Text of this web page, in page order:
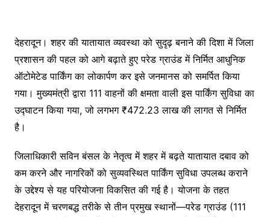
देहरादून। शहर की यातायात व्यवस्था को सुदृढ़ बनाने की दिशा में जिला
प्रशासन की पहल को आगे बढ़ाते हुए परेड ग्राउंड में निर्मित आधुनिक
ऑटोमेटेड पार्किंग का लोकार्पण कर इसे जनमानस को समर्पित किया
गया। मुख्यमंत्री द्वारा 111 वाहनों की क्षमता वाली इस पार्किंग सुविधा का
उद्घाटन किया गया, जो लगभग ₹472.23 लाख की लागत से निर्मित
है।
जिलाधिकारी सविन बंसल के नेतृत्व में शहर में बढ़ते यातायात दबाव को
कम करने और नागरिकों को सुव्यवस्थित पार्किंग सुविधा उपलब्ध कराने
के उद्देश्य से यह परियोजना विकसित की गई है। योजना के तहत
देहरादून में चरणबद्ध तरीके से तीन प्रमुख स्थानों—परेड ग्राउंड (111